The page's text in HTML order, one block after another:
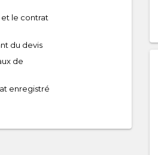
le contrat
du devis
de
enregistré